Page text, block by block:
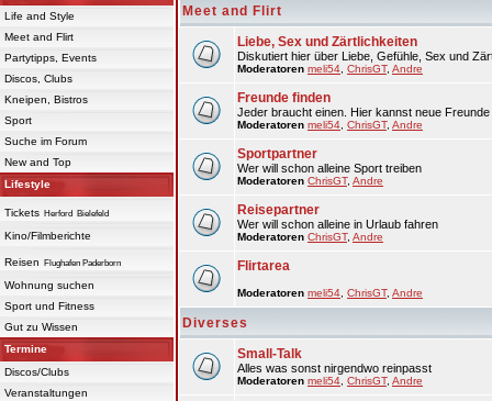
Life and Style
Meet and Flirt
Partytipps, Events
Discos, Clubs
Kneipen, Bistros
Sport
Suche im Forum
New and Top
Lifestyle
Tickets Herford Bielefeld
Kino/Filmberichte
Reisen Flughafen Paderborn
Wohnung suchen
Sport und Fitness
Gut zu Wissen
Termine
Discos/Clubs
Veranstaltungen
Meet and Flirt
Liebe, Sex und Zärtlichkeiten
Diskutiert hier über Liebe, Gefühle, Sex und
Moderatoren meli54 ChrisGT, Andre
Freunde finden
Jeder braucht einen. Hier kannst neue Freunde
Moderatoren meli54 ChrisGT, Andre
Sportpartner
Wer will schon alleine Sport treiben
Moderatoren ChrisGT, Andre
Reisepartner
Wer will schon alleine in Urlaub fahren
Moderatoren ChrisGT, Andre
Flirtarea
Moderatoren meli54 ChrisGT, Andre
Diverses
Small-Talk
Alles was sonst nirgendwo reinpasst
Moderatoren meli54 ChrisGT, Andre